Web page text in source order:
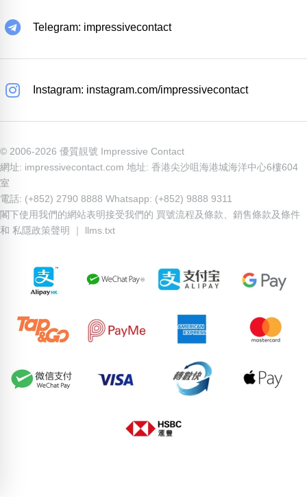
Telegram: impressivecontact
Instagram: instagram.com/impressivecontact
© 2006-2026 優質靚號 Impressive Contact
網址: impressivecontact.com 地址: 香港尖沙咀海港城海洋中心6樓604
室
電話: (+852) 2790 8888 Whatsapp: (+852) 9888 9311
閣下使用我們的網站表明接受我們的 買號流程及條款
銷售條款及條件
和 私隱政策聲明 llms.txt